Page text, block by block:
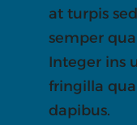
at turpis
semper
Integer ins
fringilla
dapibus.